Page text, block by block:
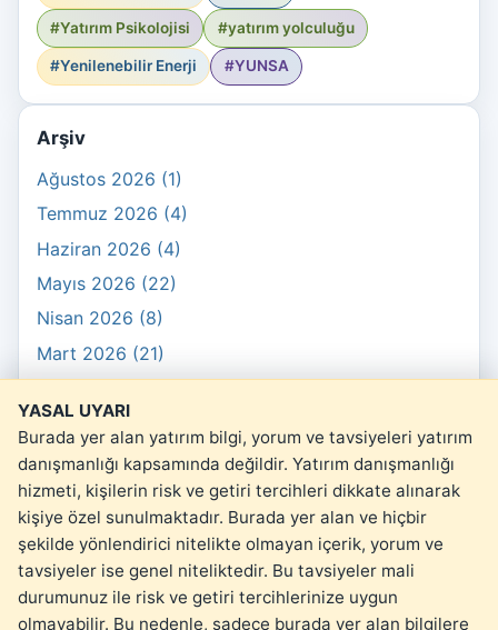
#Yatırım Psikolojisi #yatırım yolculuğu
#Yenilenebilir Enerji #YUNSA
Arşiv
Ağustos 2026 (1)
Temmuz 2026 (4)
Haziran 2026 (4)
Mayıs 2026 (22)
Nisan 2026 (8)
Mart 2026 (21)
Ocak 2026 (3)
Yasal Uyarı
YASAL UYARI
Burada yer alan yatırım bilgi, yorum ve tavsiyeleri yatırım
danışmanlığı kapsamında değildir. Yatırım danışmanlığı
hizmeti, kişilerin risk ve getiri tercihleri dikkate alınarak
kişiye özel sunulmaktadır. Burada yer alan ve hiçbir
şekilde yönlendirici nitelikte olmayan içerik, yorum ve
tavsiyeler ise genel niteliktedir. Bu tavsiyeler mali
durumunuz ile risk ve getiri tercihlerinize uygun
olmayabilir. Bu nedenle, sadece burada yer alan bilgilere
© 2026 kartopu.money